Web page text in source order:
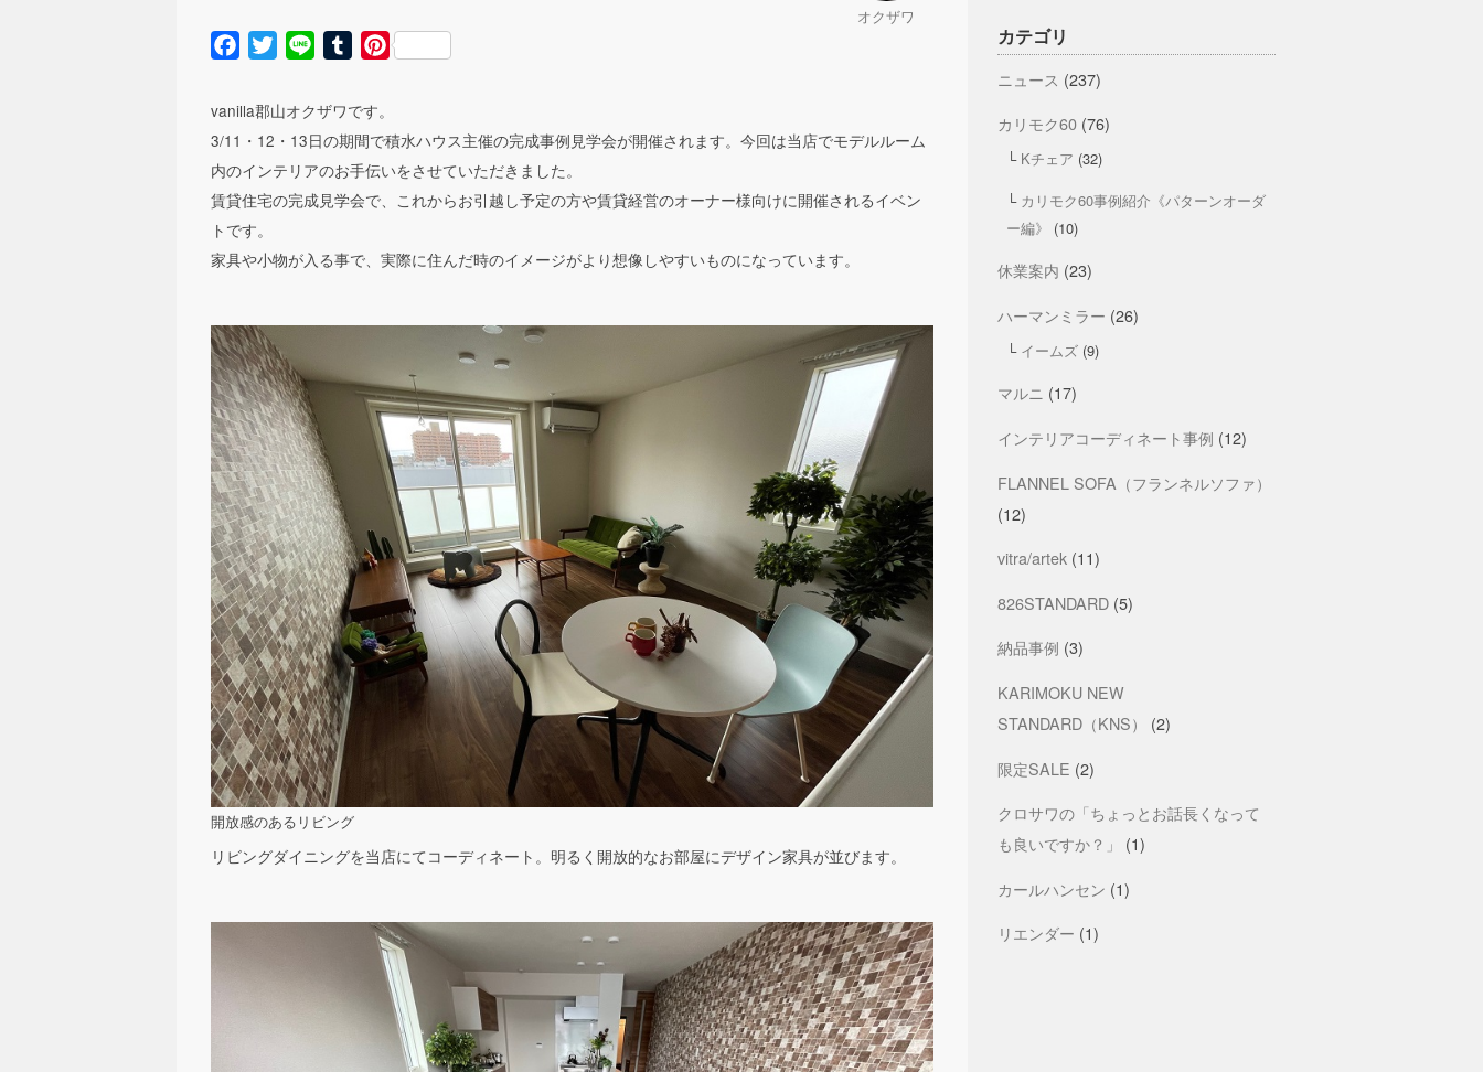
オクザワ
Facebook
Twitter Line TumblrPinterest
vanilla郡山オクザワです。
3/11・12・13日の期間で積水ハウス主催の完成事例見学会が開催されます。今回は当店でモデルルーム
内のインテリアのお手伝いをさせていただきました。
賃貸住宅の完成見学会で、これからお引越し予定の方や賃貸経営のオーナー様向けに開催されるイベン
トです。
家具や小物が入る事で、実際に住んだ時のイメージがより想像しやすいものになっています。
開放感のあるリビング
リビングダイニングを当店にてコーディネート。明るく開放的なお部屋にデザイン家具が並びます。
カテゴリ
ニュース (237)
カリモク60 (76)
Kチェア (32)
カリモク60事例紹介《パターンオーダ
ー編》
(10)
休業案内 (23)
ハーマンミラー (26)
イームズ(9)
マルニ (17)
インテリアコーディネート事例 (12)
FLANNEL SOFA（フランネルソファ）
(12)
vitra/artek (11)
826STANDARD (5)
納品事例 (3)
KARIMOKU NEW
STANDARD（KNS）
(2)
限定SALE (2)
クロサワの「ちょっとお話長くなって
も良いですか？」
(1)
カールハンセン (1)
リエンダー (1)